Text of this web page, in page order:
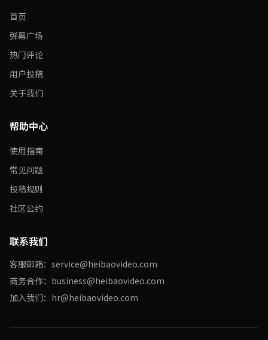
首页
弹幕广场
热门评论
用户投稿
关于我们
帮助中心
使用指南
常见问题
投稿规则
社区公约
联系我们
客服邮箱：service@heibaovideo.com
商务合作：business@heibaovideo.com
加入我们：hr@heibaovideo.com